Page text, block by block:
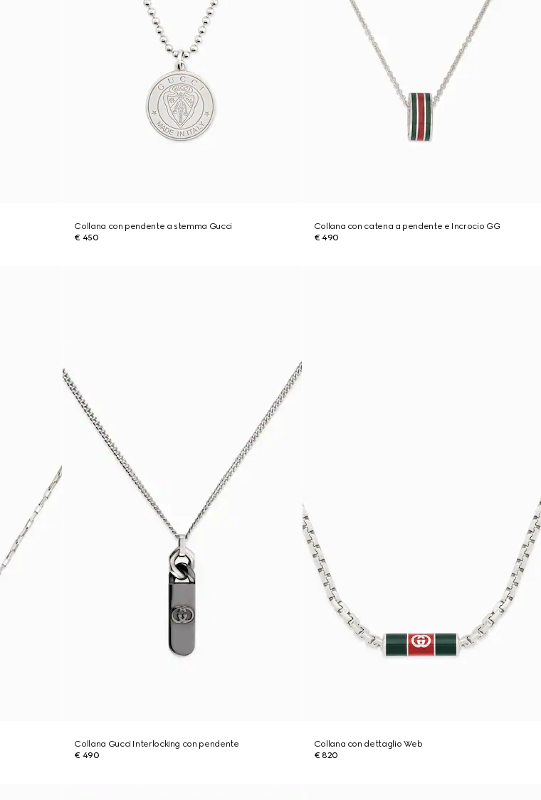
Collana con pendente a stemma Gucci
€ 450
Collana con catena a pendente e Incrocio GG
€ 490
Collana Gucci Interlocking con pendente
€ 490
Collana con dettaglio Web
€ 820